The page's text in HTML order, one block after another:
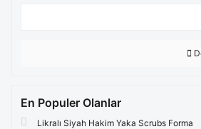
En Populer Olanlar
Likralı Siyah Hakim Yaka Scrubs Forma